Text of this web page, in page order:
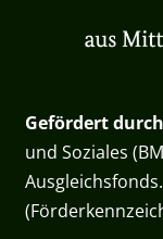
Gefördert
und Soziales
Ausgleichsfonds.